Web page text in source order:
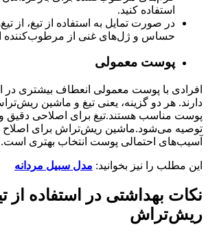
استفاده کنید.
در صورت تمایل به استفاده از تیغ،
حساس و ژل‌های غنی از مرطوب‌کننده
پوست معمولی
افرادی با پوست معمولی انعطاف بیشتری در
دارند. هر دو گزینه، یعنی تیغ و ماشین
پوست مناسب هستند.تیغ برای اصلاحی دقیق
توصیه می‌شود.ماشین ریش‌تراش برای
آسیب‌های احتمالی پوست انتخاب بهتری است.
این مطلب را نیز بخوانید: مدل سبیل مردانه
نکات بهداشتی در استفاده از
ریش‌تراش